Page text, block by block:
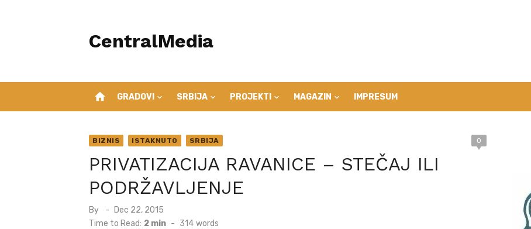
CentralMedia
home GRADOVI SRBIJA PROJEKTI MAGAZIN IMPRESUM
BIZNIS ISTAKNUTO SRBIJA 0
PRIVATIZACIJA RAVANICE – STEČAJ ILI
PODRŽAVLJENJE
By
Posted
on
Dec 22, 2015
Time to Read: 2 min - 314 words